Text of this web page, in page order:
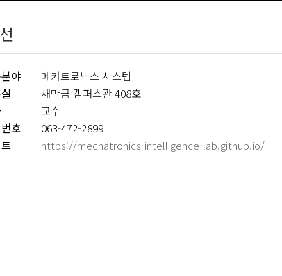
야
메카트로닉스 시스템
새만금 캠퍼스관 408호
교수
호
063-472-2899
https://mechatronics-intelligence-lab.github.io/